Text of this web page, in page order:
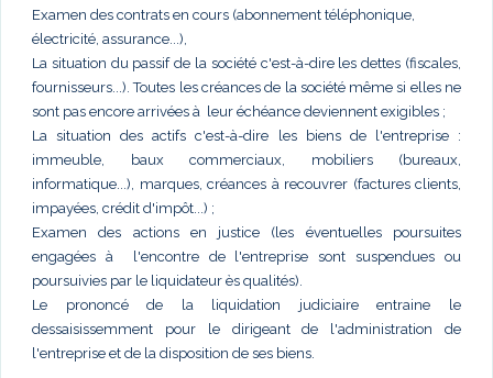
Examen des contrats en cours (abonnement téléphonique,
électricité, assurance...),
La situation du passif de la société c'est-à-dire les dettes (fiscales,
fournisseurs...). Toutes les créances de la société même si elles ne
sont pas encore arrivées à leur échéance deviennent exigibles ;
La situation des actifs c'est-à-dire les biens de l'entreprise :
immeuble, baux commerciaux, mobiliers (bureaux,
informatique...), marques, créances à recouvrer (factures clients,
impayées, crédit d'impôt...) ;
Examen des actions en justice (les éventuelles poursuites
engagées à l'encontre de l'entreprise sont suspendues ou
poursuivies par le liquidateur ès qualités).
Le prononcé de la liquidation judiciaire entraine le
dessaisissemment pour le dirigeant de l'administration de
l'entreprise et de la disposition de ses biens.